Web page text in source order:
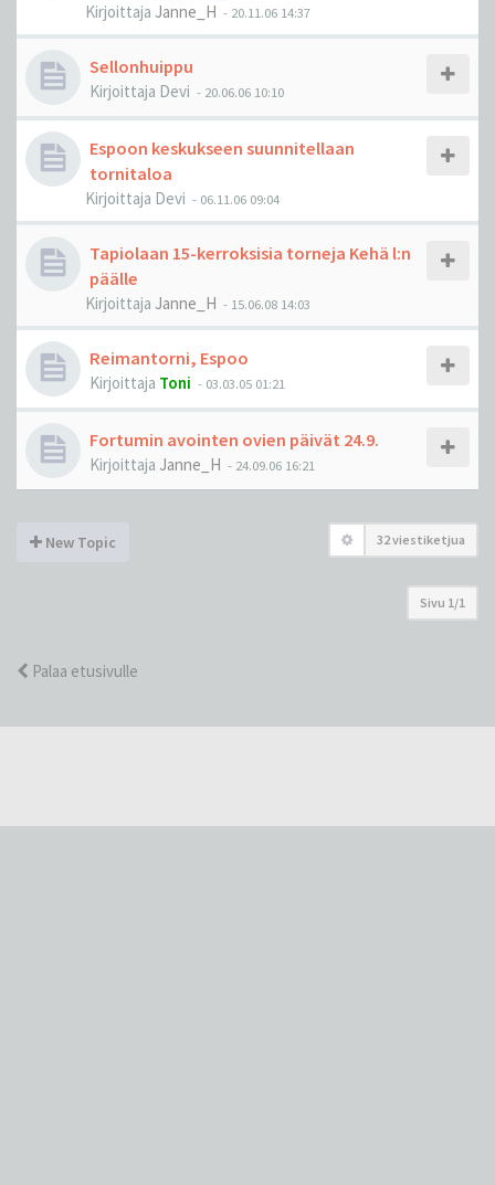
Kirjoittaja Janne_H - 20.11.06 14:37
Sellonhuippu
Kirjoittaja Devi - 20.06.06 10:10
Espoon keskukseen suunnitellaan
tornitaloa
Kirjoittaja Devi - 06.11.06 09:04
Tapiolaan 15-kerroksisia torneja Kehä l:n
päälle
Kirjoittaja Janne_H - 15.06.08 14:03
Reimantorni, Espoo
Kirjoittaja Toni - 03.03.05 01:21
Fortumin avointen ovien päivät 24.9.
Kirjoittaja Janne_H - 24.09.06 16:21
New Topic 32 viestiketjua
Sivu 1/1
Palaa etusivulle